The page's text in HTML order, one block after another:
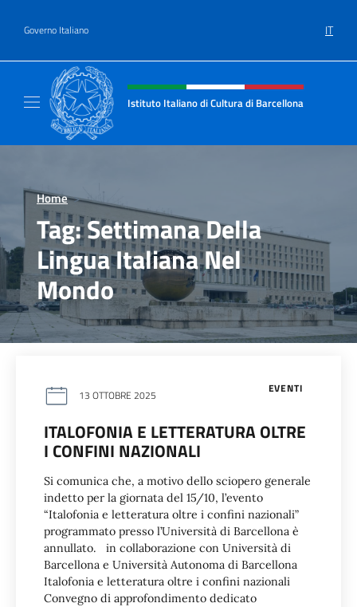
Governo Italiano IT
Intestazione sito, social e menù
Istituto Italiano di Cultura di Barcellona
Home >
Tag:Settimana Della
Lingua Italiana Nel
Mondo
EVENTI
13 OTTOBRE 2025
ITALOFONIA E LETTERATURA OLTRE
I CONFINI NAZIONALI
Si comunica che, a motivo dello sciopero generale
indetto per la giornata del 15/10, l’evento
“Italofonia e letteratura oltre i confini nazionali”
programmato presso l’Università di Barcellona è
annullato. in collaborazione con Università di
Barcellona e Università Autonoma di Barcellona
Italofonia e letteratura oltre i confini nazionali
Convegno di approfondimento dedicato